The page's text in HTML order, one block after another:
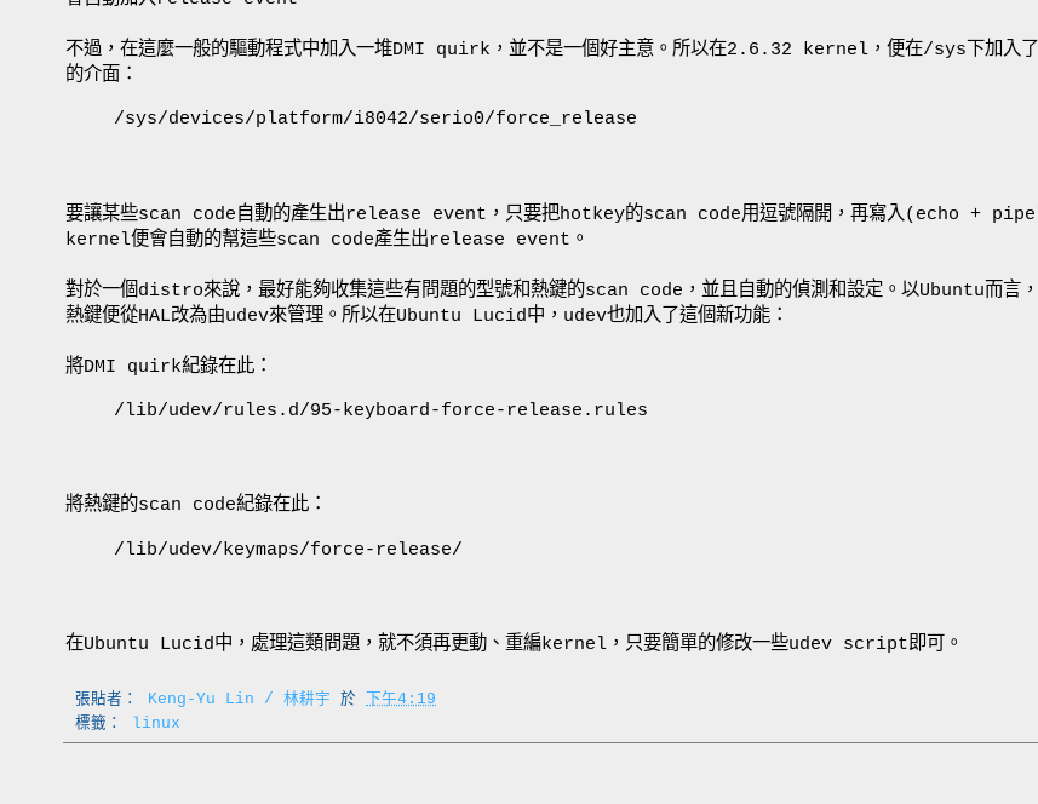
不過，在這麼一般的驅動程式中加入一堆DMI quirk，並不是一個好主意。所以在2.6.32 kernel，便在/sys下加入
的介面：
/sys/devices/platform/i8042/serio0/force_release
要讓某些scan code自動的產生出release event，只要把hotkey的scan code用逗號隔開，再寫入(echo +
kernel便會自動的幫這些scan code產生出release event。
對於一個distro來說，最好能夠收集這些有問題的型號和熱鍵的scan code，並且自動的偵測和設定。以Ubuntu而言
熱鍵便從HAL改為由udev來管理。所以在Ubuntu Lucid中，udev也加入了這個新功能：
將DMI quirk紀錄在此：
/lib/udev/rules.d/95-keyboard-force-release.rules
將熱鍵的scan code紀錄在此：
/lib/udev/keymaps/force-release/
在Ubuntu Lucid中，處理這類問題，就不須再更動、重編kernel，只要簡單的修改一些udev script即可。
張貼者： Keng-Yu Lin / 林耕宇 於
下午4:19
標籤：
linux